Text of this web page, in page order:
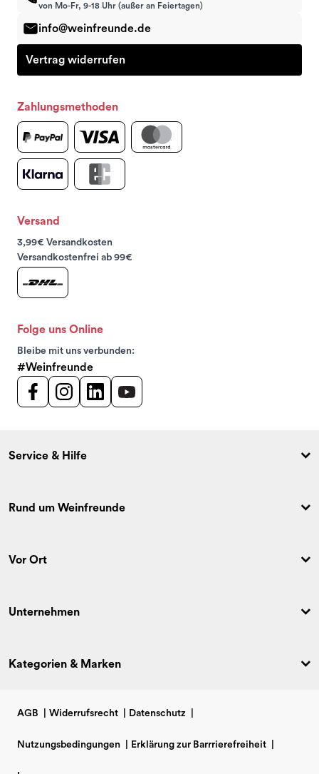
von Mo-Fr, 9-18 Uhr (außer an Feiertagen)
info@weinfreunde.de
Vertrag widerrufen
Zahlungsmethoden
Versand
3,99€ Versandkosten
Versandkostenfrei ab 99€
Folge uns Online
Bleibe mit uns verbunden:
#Weinfreunde
Service & Hilfe
Rund um Weinfreunde
Vor Ort
Unternehmen
Kategorien & Marken
AGB Widerrufsrecht Datenschutz
Nutzungsbedingungen Erklärung zur Barrrierefreiheit